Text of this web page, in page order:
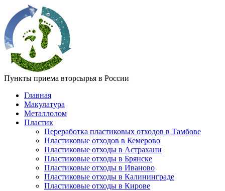
Пункты приема вторсырья в России
Главная
Макулатура
Металлолом
Пластик
Переработка пластиковых отходов в Тамбове
Пластиковые отходов в Кемерово
Пластиковые отходы в Астрахани
Пластиковые отходы в Брянске
Пластиковые отходы в Иваново
Пластиковые отходы в Калининграде
Пластиковые отходы в Кирове